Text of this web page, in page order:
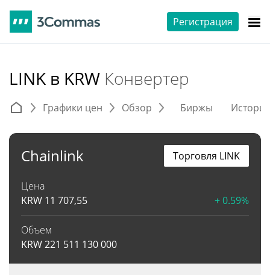
Регистрация
LINK в KRW Конвертер
Графики цен Обзор Биржы
Chainlink
Цена
KRW 11 707,55 + 0.59%
Объем
KRW221 511 130 000
Торговля LINK